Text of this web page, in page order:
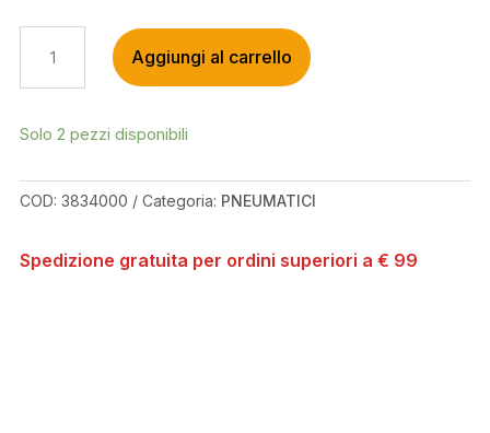
CINTURATO
GRAVEL
45-
45X700C
QUANTITÀ
Aggiungi al carrello
Solo 2 pezzi disponibili
COD: 3834000 Categoria: PNEUMATICI
Spedizione gratuita per ordini superiori a € 99